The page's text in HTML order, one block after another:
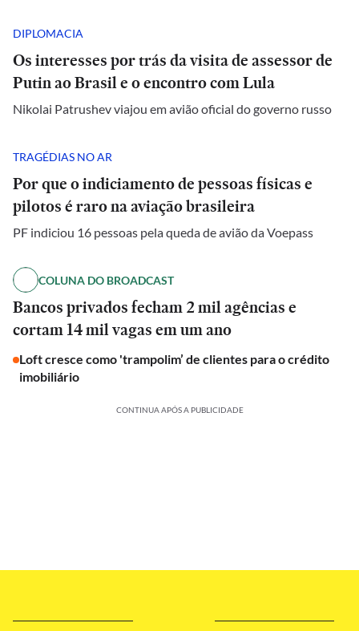
DIPLOMACIA
Os interesses por trás da visita de assessor de
Putin ao Brasil e o encontro com Lula
Nikolai Patrushev viajou em avião oficial do governo russo
TRAGÉDIAS NO AR
Por que o indiciamento de pessoas físicas e
pilotos é raro na aviação brasileira
PF indiciou 16 pessoas pela queda de avião da Voepass
COLUNA DO BROADCAST
Bancos privados fecham 2 mil agências e
cortam 14 mil vagas em um ano
Loft cresce como 'trampolim’ de clientes para o crédito
imobiliário
CONTINUA APÓS A PUBLICIDADE